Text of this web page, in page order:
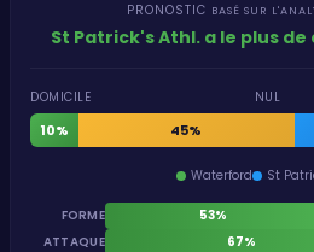
PRONOSTIC BASÉ SUR
St Patrick's Athl. a le plus
DOMICILE NUL
10% 45%
Waterford St
FORME 53%
ATTAQUE
67%